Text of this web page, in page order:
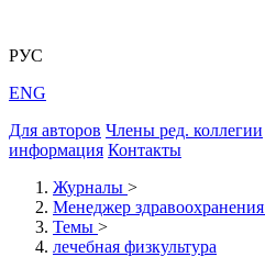
РУС
ENG
Для авторов Члены ред. коллегии
информация Контакты
Журналы >
Менеджер здравоохранения
Темы >
лечебная физкультура